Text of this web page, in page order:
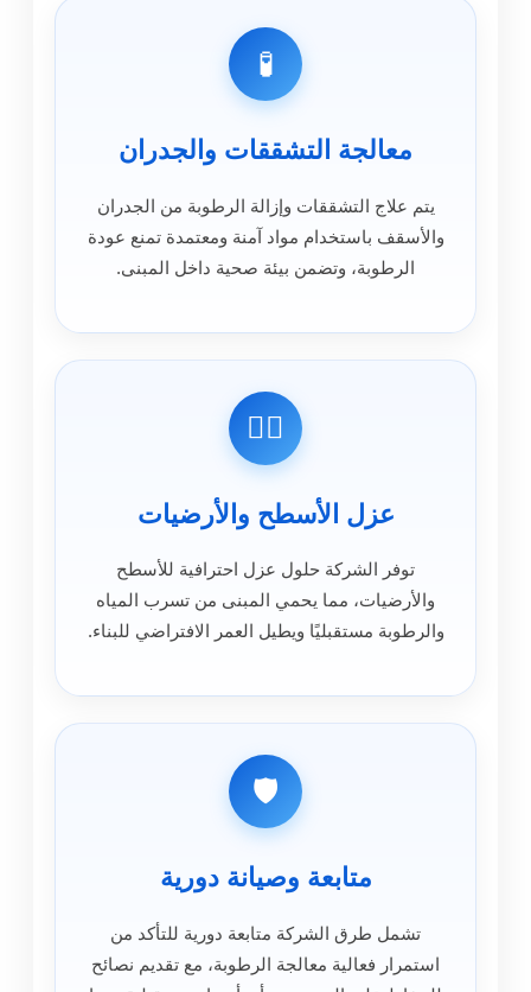
🧪
معالجة التشققات والجدران
يتم علاج التشققات وإزالة الرطوبة من الجدران
والأسقف باستخدام مواد آمنة ومعتمدة تمنع عودة
الرطوبة، وتضمن بيئة صحية داخل المبنى.
👷‍♂️
عزل الأسطح والأرضيات
توفر الشركة حلول عزل احترافية للأسطح
والأرضيات، مما يحمي المبنى من تسرب المياه
والرطوبة مستقبليًا ويطيل العمر الافتراضي للبناء.
🛡️
متابعة وصيانة دورية
تشمل طرق الشركة متابعة دورية للتأكد من
استمرار فعالية معالجة الرطوبة، مع تقديم نصائح